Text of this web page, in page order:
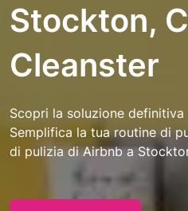
Stockton,
Cleanster
Scopri la soluzione
Semplifica la tua routine di
di pulizia di Airbnb a